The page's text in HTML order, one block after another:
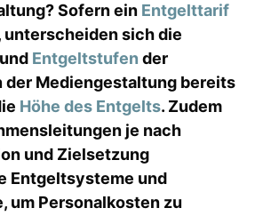
Sofern ein Entgelttarif
unterscheiden sich die
und Entgeltstufen der
der Mediengestaltung bereits
Höhe des Entgelts. Zudem
je nach
und Zielsetzung
Entgeltsysteme und
um Personalkosten zu